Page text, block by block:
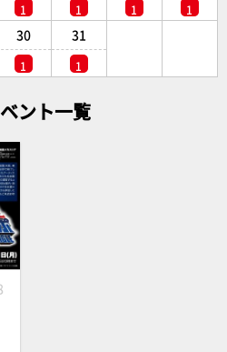
1 1 1 1
30
1
31
1
ント一覧